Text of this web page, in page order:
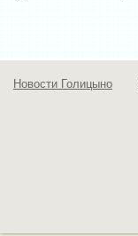
Новости Голицыно